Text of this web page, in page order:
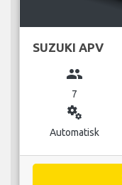
SUZUKI APV
group
7
miscellaneous_services
Automatisk